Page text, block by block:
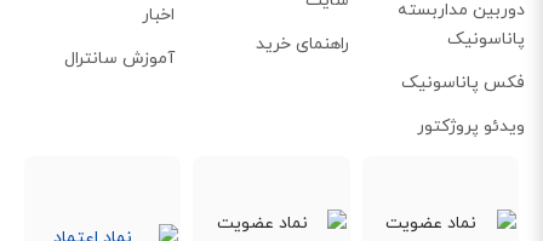
ویدئوی 4K/8K UHD را در باند ۵ گیگاهرتز انجام دهید، همه این موارد با تجربه‌ای
دوربین مداربسته
پاناسونیک
فکس پاناسونیک
ویدئو پروژکتور
راهنمای خرید
اخبار
آموزش سانترال